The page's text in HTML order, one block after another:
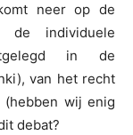
neer op de
de individuele
in de
van het recht
wij enig
debat?